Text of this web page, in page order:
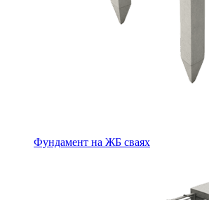
Фундамент на ЖБ сваях